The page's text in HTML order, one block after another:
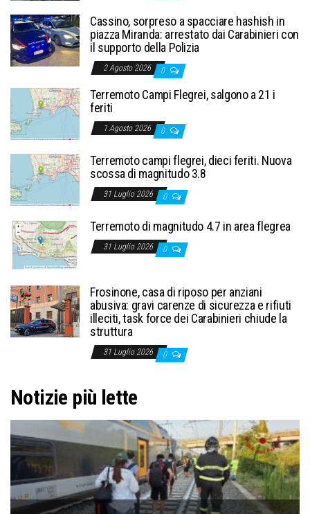
Cassino, sorpreso a spacciare hashish in
piazza Miranda: arrestato dai Carabinieri con
il supporto della Polizia
2 Agosto 2026 0
Terremoto Campi Flegrei, salgono a 21 i
feriti
1 Agosto 2026 0
Terremoto campi flegrei, dieci feriti. Nuova
scossa di magnitudo 3.8
31 Luglio 2026 0
Terremoto di magnitudo 4.7 in area flegrea
31 Luglio 2026 0
Frosinone, casa di riposo per anziani
abusiva: gravi carenze di sicurezza e rifiuti
illeciti, task force dei Carabinieri chiude la
struttura
31 Luglio 2026 0
Notizie più lette